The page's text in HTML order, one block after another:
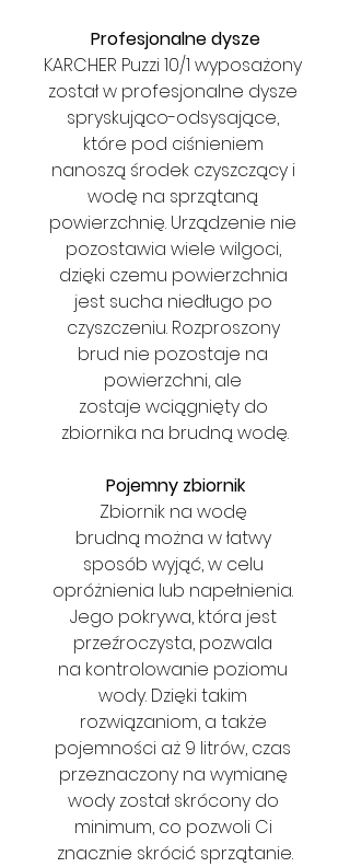
Profesjonalne dysze
KARCHER Puzzi 10/1 wyposażony
został w profesjonalne dysze
spryskująco-odsysające,
które pod ciśnieniem
nanoszą środek czyszczący i
wodę na sprzątaną
powierzchnię. Urządzenie nie
pozostawia wiele wilgoci,
dzięki czemu powierzchnia
jest sucha niedługo po
czyszczeniu. Rozproszony
brud nie pozostaje na
powierzchni, ale
zostaje wciągnięty do
zbiornika na brudną wodę.
Pojemny zbiornik
Zbiornik na wodę
brudną można w łatwy
sposób wyjąć, w celu
opróżnienia lub napełnienia.
Jego pokrywa, która jest
przeźroczysta, pozwala
na kontrolowanie poziomu
wody. Dzięki takim
rozwiązaniom, a także
pojemności aż 9 litrów, czas
przeznaczony na wymianę
wody został skrócony do
minimum, co pozwoli Ci
znacznie skrócić sprzątanie.